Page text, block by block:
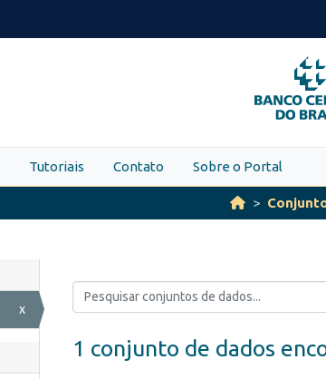
O
Tutoriais Contato Sobre o Portal
x
1 conjunto de dados